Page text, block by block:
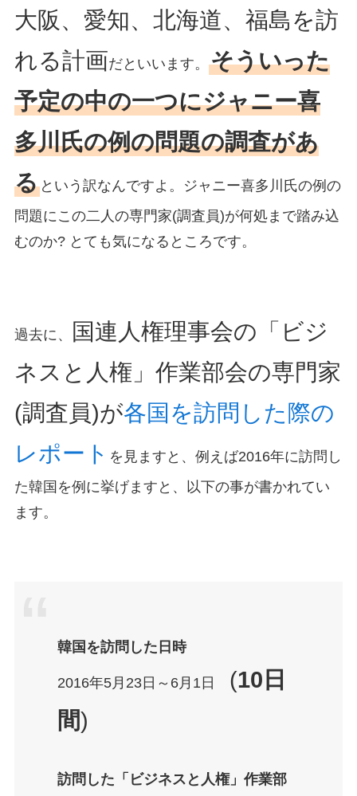
大阪、愛知、北海道、福島を訪
れる計画だといいます。 そういった
予定の中の一つにジャニー喜
多川氏の例の問題の調査があ
るという訳なんですよ。ジャニー喜多川氏の例の
問題にこの二人の専門家(調査員)が何処まで踏み込
むのか? とても気になるところです。
過去に、
国連人権理事会の「ビジ
ネスと人権」作業部会の専門家
(調査員)が各国を訪問した際の
レポート を見ますと、例えば2016年に訪問し
た韓国を例に挙げますと、以下の事が書かれてい
ます。
韓国を訪問した日時
2016年5月23日～6月1日 (10日
間)
訪問した「ビジネスと人権」作業部